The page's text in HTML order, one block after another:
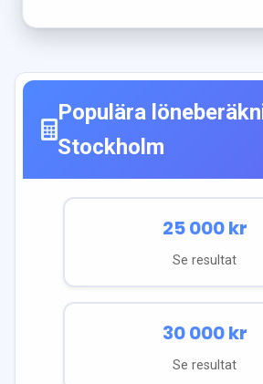
Populära
Stockholm
25 000kr
Se resultat
30 000kr
Se resultat